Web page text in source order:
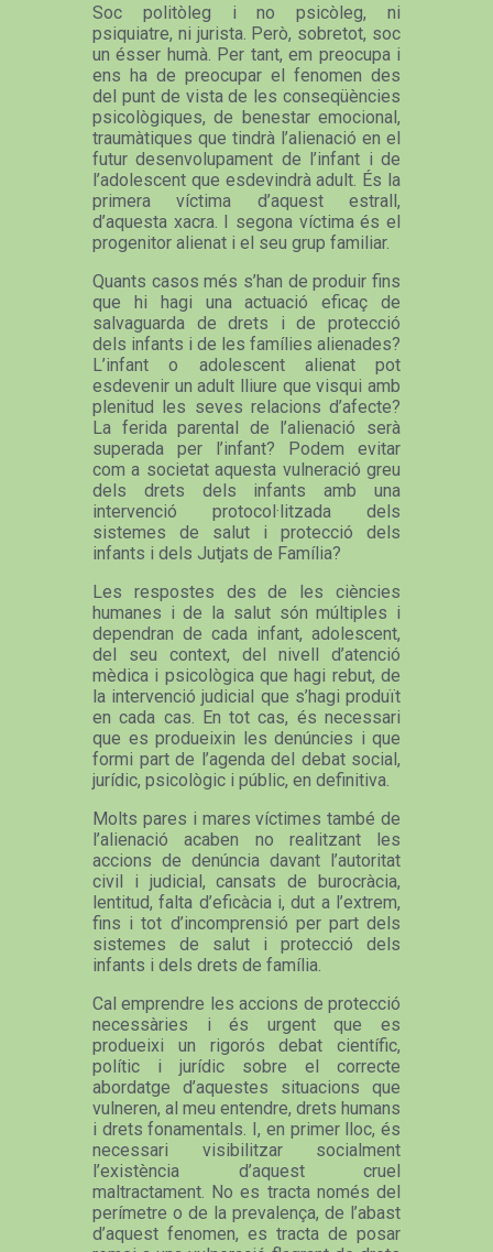
Soc politòleg i no psicòleg, ni
psiquiatre, ni jurista. Però, sobretot, soc
un ésser humà. Per tant, em preocupa i
ens ha de preocupar el fenomen des
del punt de vista de les conseqüències
psicològiques, de benestar emocional,
traumàtiques que tindrà l’alienació en el
futur desenvolupament de l’infant i de
l’adolescent que esdevindrà adult. És la
primera víctima d’aquest estrall,
d’aquesta xacra. I segona víctima és el
progenitor alienat i el seu grup familiar.
Quants casos més s’han de produir fins
que hi hagi una actuació eficaç de
salvaguarda de drets i de protecció
dels infants i de les famílies alienades?
L’infant o adolescent alienat pot
esdevenir un adult lliure que visqui amb
plenitud les seves relacions d’afecte?
La ferida parental de l’alienació serà
superada per l’infant? Podem evitar
com a societat aquesta vulneració greu
dels drets dels infants amb una
intervenció protocol·litzada dels
sistemes de salut i protecció dels
infants i dels Jutjats de Família?
Les respostes des de les ciències
humanes i de la salut són múltiples i
dependran de cada infant, adolescent,
del seu context, del nivell d’atenció
mèdica i psicològica que hagi rebut, de
la intervenció judicial que s’hagi produït
en cada cas. En tot cas, és necessari
que es produeixin les denúncies i que
formi part de l’agenda del debat social,
jurídic, psicològic i públic, en definitiva.
Molts pares i mares víctimes també de
l’alienació acaben no realitzant les
accions de denúncia davant l’autoritat
civil i judicial, cansats de burocràcia,
lentitud, falta d’eficàcia i, dut a l’extrem,
fins i tot d’incomprensió per part dels
sistemes de salut i protecció dels
infants i dels drets de família.
Cal emprendre les accions de protecció
necessàries i és urgent que es
produeixi un rigorós debat científic,
polític i jurídic sobre el correcte
abordatge d’aquestes situacions que
vulneren, al meu entendre, drets humans
i drets fonamentals. I, en primer lloc, és
necessari visibilitzar socialment
l’existència d’aquest cruel
maltractament. No es tracta només del
perímetre o de la prevalença, de l’abast
d’aquest fenomen, es tracta de posar